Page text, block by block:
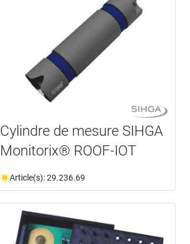
Cylindre de mesure SIHGA
Monitorix® ROOF-IOT
Article(s): 29.236.69